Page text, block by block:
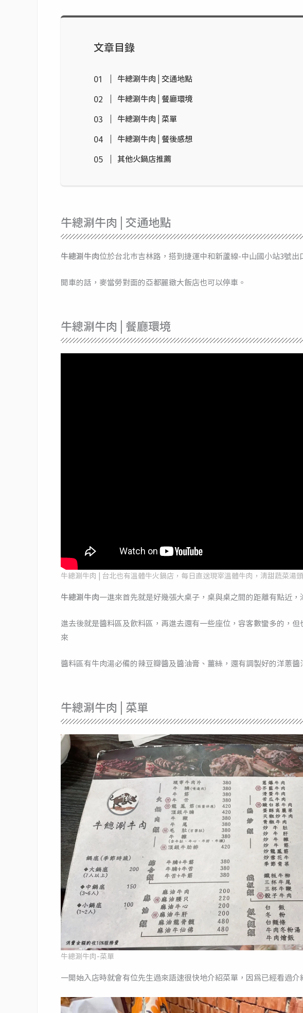
文章目錄
牛總涮牛肉 | 交通地點
牛總涮牛肉 | 餐廳環境
牛總涮牛肉 | 菜單
牛總涮牛肉 | 餐後感想
其他火鍋店推薦
牛總涮牛肉 | 交通地點
牛總涮牛肉位於台北市吉林路，搭到捷運中和新蘆線-中山國小站3號出
開車的話，麥當勞對面的亞都麗緻大飯店也可以停車。
牛總涮牛肉 | 餐廳環境
牛總涮牛肉 | 台北也有溫體牛火鍋店，每日直送現宰溫體牛肉，清甜蔬菜湯
牛總涮牛肉一進來首先就是好幾張大桌子，桌與桌之間的距離有點近
進去後就是醬料區及飲料區，再進去還有一些座位，容客數蠻多的，
來
醬料區有牛肉湯必備的辣豆瓣醬及醬油膏、薑絲，還有調製好的洋蔥醬
牛總涮牛肉 | 菜單
牛總涮牛肉-菜單
一開始入店時就會有位先生過來語速很快地介紹菜單，因為已經看過